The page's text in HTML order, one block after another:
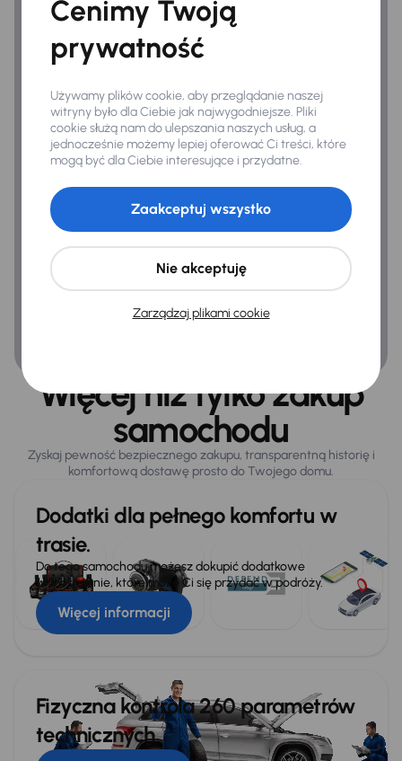
System sterowania głosem
Bezpieczeństwo
ABS
Airbag
Kontrola tlaku v pneumatikách
Podłokietnik
Połączenie USB (audio)
Więcej niż tylko zakup
samochodu
Zyskaj pewność bezpiecznego zakupu, transparentną historię i
komfortową dostawę prosto do Twojego domu.
Dodatki dla pełnego komfortu w
trasie.
Do tego samochodu możesz dokupić dodatkowe
wyposażenie, które może Ci się przydać w podróży.
Więcej informacji
Fizyczna kontrola 260 parametrów
technicznych
Cenimy Twoją
prywatność
Używamy plików cookie, aby przeglądanie naszej
witryny było dla Ciebie jak najwygodniejsze. Pliki
cookie służą nam do ulepszania naszych usług, a
jednocześnie możemy lepiej oferować Ci treści, które
mogą być dla Ciebie interesujące i przydatne.
Zarządzaj plikami cookie
Nie akceptuję
Zaakceptuj wszystko